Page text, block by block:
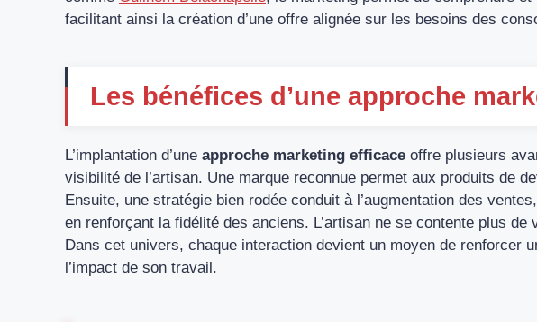
facilitant ainsi la création d’une offre alignée sur les besoins des
Les bénéfices d’une approche
L’implantation d’une approche marketing efficace offre plusieurs
visibilité de l’artisan. Une marque reconnue permet aux produits de
Ensuite, une stratégie bien rodée conduit à l’augmentation des
en renforçant la fidélité des anciens. L’artisan ne se contente plus de
Dans cet univers, chaque interaction devient un moyen de renforcer
l’impact de son travail.